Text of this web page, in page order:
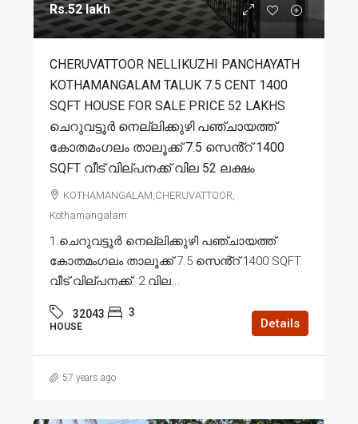
Rs.52 lakh
CHERUVATTOOR NELLIKUZHI PANCHAYATH
KOTHAMANGALAM TALUK 7.5 CENT 1400
SQFT HOUSE FOR SALE PRICE 52 LAKHS
ചെറുവട്ടൂർ നെല്ലിക്കുഴി പഞ്ചായത്ത്
കോതമംഗലം താലൂക്ക് 7.5 സെൻ്റ് 1400
SQFT വീട് വില്പനക്ക് വില 52 ലക്ഷം
KOTHAMANGALAM,CHERUVATTOOR,
Kothamangalam
1.ചെറുവട്ടൂർ നെല്ലിക്കുഴി പഞ്ചായത്ത്
കോതമംഗലം താലൂക്ക് 7.5 സെൻ്റ് 1400 SQFT
വീട് വില്പനക്ക്. 2.വില...
32043 3
HOUSE Details
57 years ago